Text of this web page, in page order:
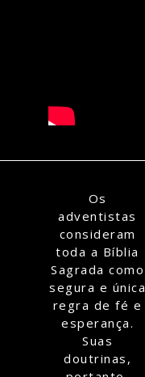
Os
adventistas
consideram
toda a Bíblia
Sagrada como
segura e única
regra de fé e
esperança.
Suas
doutrinas,